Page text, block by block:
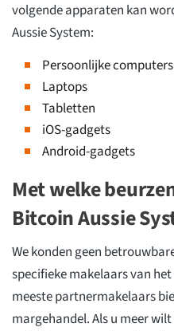
volgende apparaten kan
Aussie System:
Persoonlijke computers
Laptops
Tabletten
iOS-gadgets
Android-gadgets
Met welke
Bitcoin Aussie
We konden geen
specifieke makelaars van
meeste partnermakelaars
margehandel. Als u meer